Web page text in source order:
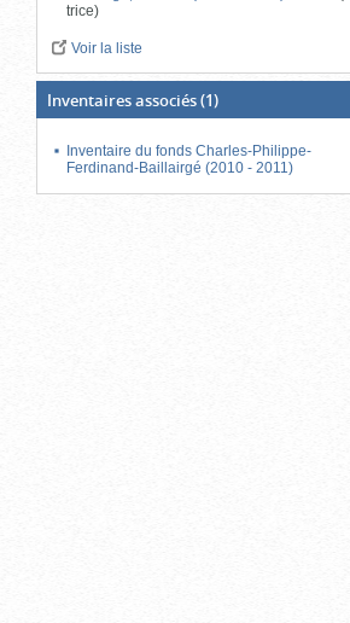
trice)
Voir la liste
Inventaires associés(1)
Inventaire du fonds Charles-Philippe-
Ferdinand-Baillairgé (2010 - 2011)